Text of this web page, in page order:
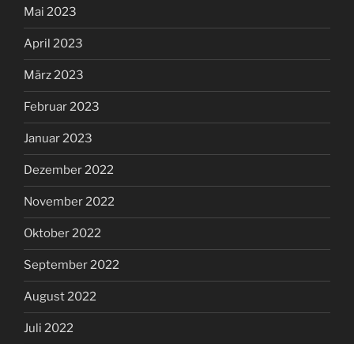
Mai 2023
April 2023
März 2023
Februar 2023
Januar 2023
Dezember 2022
November 2022
Oktober 2022
September 2022
August 2022
Juli 2022